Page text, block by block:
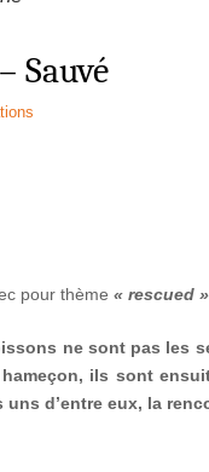
Sauvé
pour thème « rescued »
ne sont pas les
hameçon, ils sont
d’entre eux, la